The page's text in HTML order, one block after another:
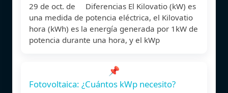
29 de oct. de Diferencias El Kilovatio (kW) es
una medida de potencia eléctrica, el Kilovatio
hora (kWh) es la energía generada por 1kW de
potencia durante una hora, y el kWp
📌
Fotovoltaica: ¿Cuántos kWp necesito?